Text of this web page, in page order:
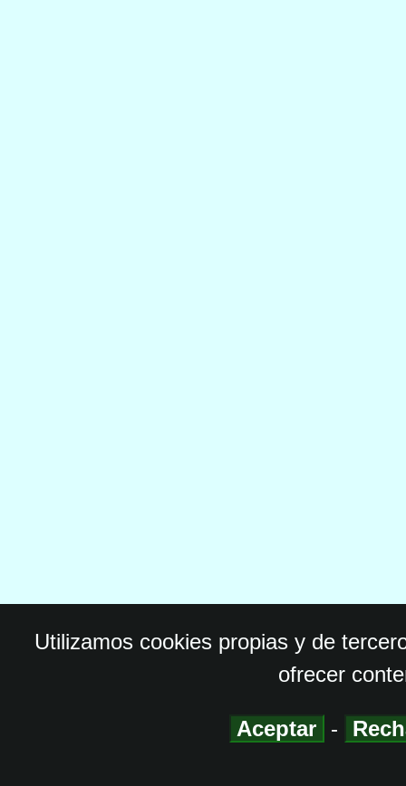
Utilizamos cookies propias y de
ofrecer
Aceptar -